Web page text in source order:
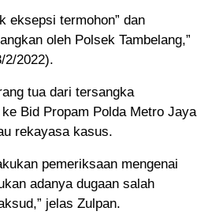
eksepsi termohon” dan
oleh Polsek Tambelang,”
2/2022).
tua dari tersangka
Bid Propam Polda Metro Jaya
rekayasa kasus.
pemeriksaan mengenai
adanya dugaan salah
jelas Zulpan.